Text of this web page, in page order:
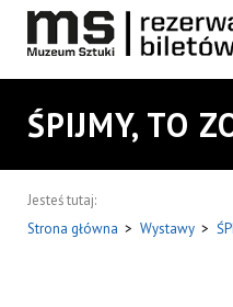
ŚPIJMY, TO
Jesteś tutaj:
Strona główna > Wystawy >